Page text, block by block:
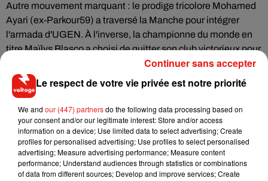
Autre mouvement marquant : le prodige tricolore Mohamed
Ayari (ex-Parkour59) a traversé la Manche pour intégrer
l'armada d'UGEN. À l'inverse, la championne du monde en
titre Maïlys Blasco a choisi de quitter son club victorieux pour
relever le défi avec les Lyonnaises de Volt. Et en division
féminine, Eva Yamani devient la première athlète française
recrutée par une équipe américaine, en l'occurrence Anarchy,
pour tenter de décrocher le titre national US.
Le sport spectacle dans les gradins
Ce qui fait la force du World Chase Tag, c'est aussi
l'ambiance qu'il génère. Les Arènes de l'Agora, salle à
l'acoustique bouillonnante, avaient offert un écrin parfait lors
Le respect de votre vie privée est notre priorité
We and our (447) partnersdo the following data processing based on
your consent and/or our legitimate interest: Store and/or access
information on a device; Use limited data to select advertising; Create
profiles for personalised advertising; Use profiles to select personalised
advertising; Measure advertising performance; Measure content
performance; Understand audiences through statistics or combinations
of data from different sources; Develop and improve services; Create
Continuer sans accepter